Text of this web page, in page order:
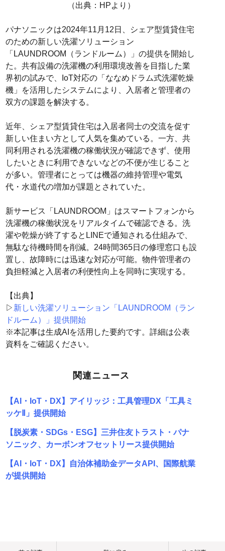
（出典：HPより）
パナソニックは2024年11月12日、シェア型賃貸住宅
のための新しい洗濯ソリューション
「LAUNDROOM（ランドルーム）」の提供を開始し
た。共有設備の洗濯機の利用環境改善を目指した業
界初の試みで、IoT対応の「ななめドラム式洗濯乾燥
機」を活用したシステムにより、入居者と管理者の
双方の課題を解決する。
近年、シェア型賃貸住宅は入居者同士の交流を促す
新しい住まい方として人気を集めている。一方、共
同利用される洗濯機の稼働状況が確認できず、使用
したいときに利用できないなどの不便が生じること
が多い。管理者にとっては機器の維持管理や電気
代・水道代の増加が課題とされていた。
新サービス「LAUNDROOM」はスマートフォンから
洗濯機の稼働状況をリアルタイムで確認できる。洗
濯や乾燥が終了するとLINEで通知される仕組みで、
無駄な待機時間を削減。24時間365日の修理窓口も設
置し、故障時には迅速な対応が可能。物件管理者の
負担軽減と入居者の利便性向上を同時に実現する。
【出典】
▷ 新しい洗濯ソリューション「LAUNDROOM（ラン
ドルーム）」提供開始
※本記事は生成AIを活用した要約です。詳細は公表
資料をご確認ください。
関連ニュース
【AI・IoT・DX】アイリッジ：工具管理DX「工具ミ
ッケⅡ」提供開始
【脱炭素・SDGs・ESG】三井住友トラスト・パナ
ソニック、カーボンオフセットリース提供開始
【AI・IoT・DX】自治体補助金データAPI、国際航業
が提供開始